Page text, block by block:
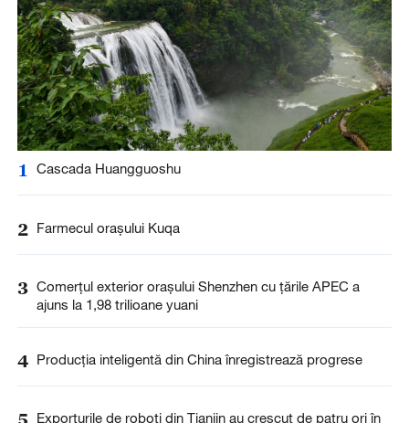
1 Cascada Huangguoshu
2 Farmecul orașului Kuqa
3 Comerțul exterior orașului Shenzhen cu țările APEC a
ajuns la 1,98 trilioane yuani
4 Producția inteligentă din China înregistrează progrese
Exporturile de roboți din Tianjin au crescut de patru ori în